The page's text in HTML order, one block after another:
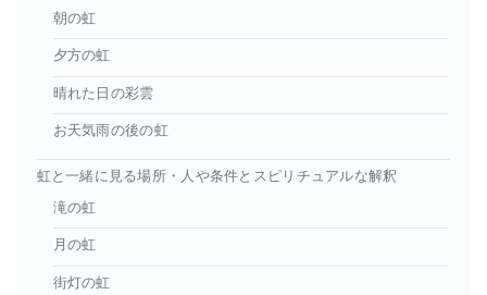
朝の虹
夕方の虹
晴れた日の彩雲
お天気雨の後の虹
虹と一緒に見る場所・人や条件とスピリチュアルな解釈
滝の虹
月の虹
街灯の虹